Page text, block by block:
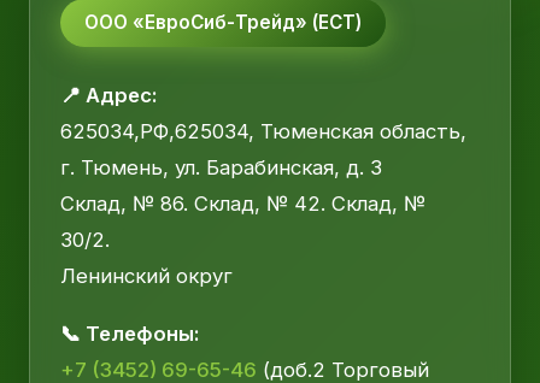
ООО «ЕвроСиб-Трейд» (ЕСТ)
📍 Адрес:
625034,РФ,625034, Тюменская область,
г. Тюмень, ул. Барабинская, д. 3
Склад, № 86. Склад, № 42. Склад, №
30/2.
Ленинский округ
📞 Телефоны:
+7 (3452) 69-65-46 (доб.2 Торговый